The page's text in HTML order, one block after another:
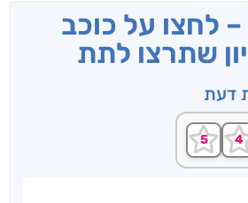
– לחצו על כוכב
שתרצו לתת
דעת